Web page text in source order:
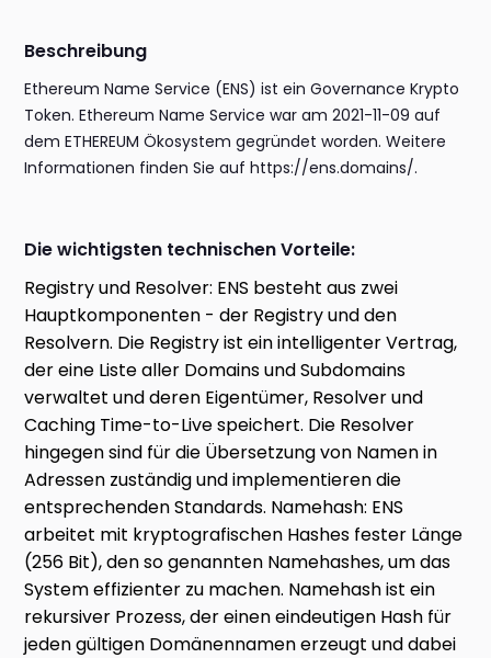
Beschreibung
Ethereum Name Service (ENS) ist ein Governance Krypto
Token. Ethereum Name Service war am 2021-11-09 auf
dem ETHEREUM Ökosystem gegründet worden. Weitere
Informationen finden Sie auf https://ens.domains/.
Die wichtigsten technischen Vorteile:
Registry und Resolver: ENS besteht aus zwei
Hauptkomponenten - der Registry und den
Resolvern. Die Registry ist ein intelligenter Vertrag,
der eine Liste aller Domains und Subdomains
verwaltet und deren Eigentümer, Resolver und
Caching Time-to-Live speichert. Die Resolver
hingegen sind für die Übersetzung von Namen in
Adressen zuständig und implementieren die
entsprechenden Standards. Namehash: ENS
arbeitet mit kryptografischen Hashes fester Länge
(256 Bit), den so genannten Namehashes, um das
System effizienter zu machen. Namehash ist ein
rekursiver Prozess, der einen eindeutigen Hash für
jeden gültigen Domänennamen erzeugt und dabei